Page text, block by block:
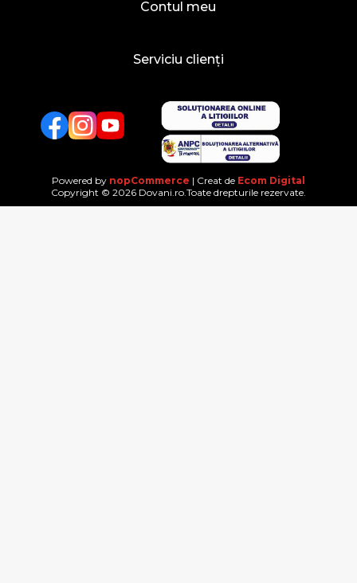
Contul meu
Serviciu clienți
FacebookTwitterYouTube
Powered by nopCommerce | Creat de Ecom Digital
Copyright © 2026 Dovani.ro.Toate drepturile rezervate.